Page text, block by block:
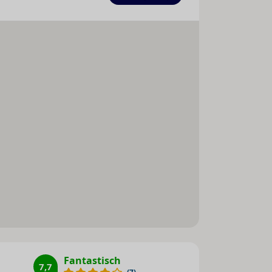
Afstandsregels
7,7 Fantastisch